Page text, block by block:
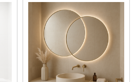
KIM LONG TP.HCM